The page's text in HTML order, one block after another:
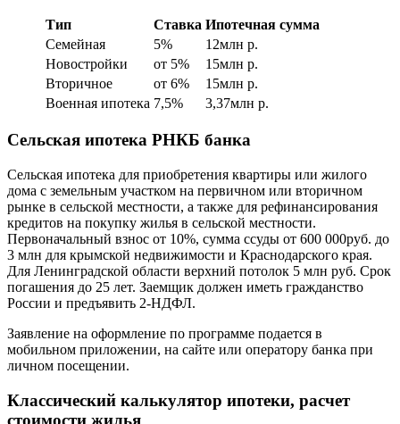
Тип Ставка Ипотечная сумма
Семейная
5%
12млн р.
Новостройки
от 5%
15млн р.
Вторичное
от 6%
15млн р.
Военная ипотека 7,5% 3,37млн р.
Сельская ипотека РНКБ банка
Сельская ипотека для приобретения квартиры или жилого
дома с земельным участком на первичном или вторичном
рынке в сельской местности, а также для рефинансирования
кредитов на покупку жилья в сельской местности.
Первоначальный взнос от 10%, сумма ссуды от 600 000руб. до
3 млн для крымской недвижимости и Краснодарского края.
Для Ленинградской области верхний потолок 5 млн руб. Срок
погашения до 25 лет. Заемщик должен иметь гражданство
России и предъявить 2-НДФЛ.
Заявление на оформление по программе подается в
мобильном приложении, на сайте или оператору банка при
личном посещении.
Классический калькулятор ипотеки, расчет
стоимости жилья